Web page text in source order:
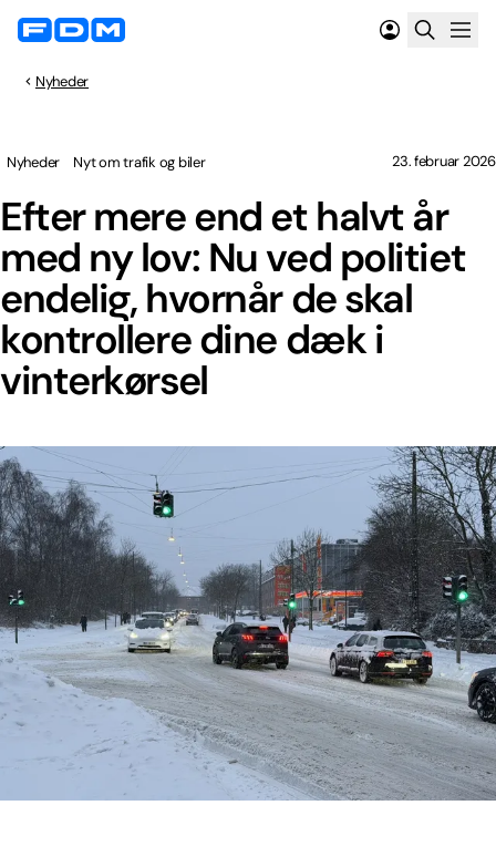
Nyheder
Efter mere end et halvt år
med ny lov: Nu ved politiet
endelig, hvornår de skal
kontrollere dine dæk i
vinterkørsel
Nyheder Nyt om trafik og biler 23. februar 2026